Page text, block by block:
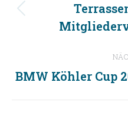
BMW Köhler Cup